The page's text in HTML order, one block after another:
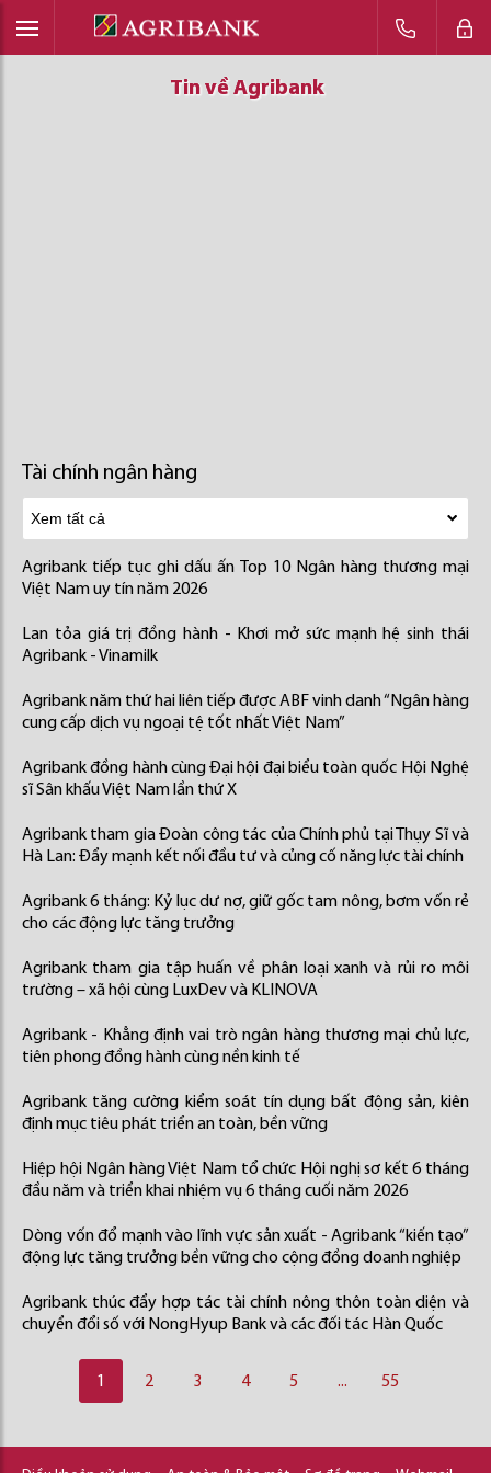
Tin về Agribank
Tin về Agribank
Tin về Agribank
Tài chính ngân hàng
Agribank tiếp tục ghi dấu ấn Top 10 Ngân hàng thương mại
Việt Nam uy tín năm 2026
Lan tỏa giá trị đồng hành - Khơi mở sức mạnh hệ sinh thái
Agribank - Vinamilk
Agribank năm thứ hai liên tiếp được ABF vinh danh “Ngân hàng
cung cấp dịch vụ ngoại tệ tốt nhất Việt Nam”
Agribank đồng hành cùng Đại hội đại biểu toàn quốc Hội Nghệ
sĩ Sân khấu Việt Nam lần thứ X
Agribank tham gia Đoàn công tác của Chính phủ tại Thụy Sĩ và
Hà Lan: Đẩy mạnh kết nối đầu tư và củng cố năng lực tài chính
Agribank 6 tháng: Kỷ lục dư nợ, giữ gốc tam nông, bơm vốn rẻ
cho các động lực tăng trưởng
Agribank tham gia tập huấn về phân loại xanh và rủi ro môi
trường – xã hội cùng LuxDev và KLINOVA
Agribank - Khẳng định vai trò ngân hàng thương mại chủ lực,
tiên phong đồng hành cùng nền kinh tế
Agribank tăng cường kiểm soát tín dụng bất động sản, kiên
định mục tiêu phát triển an toàn, bền vững
Hiệp hội Ngân hàng Việt Nam tổ chức Hội nghị sơ kết 6 tháng
đầu năm và triển khai nhiệm vụ 6 tháng cuối năm 2026
Dòng vốn đổ mạnh vào lĩnh vực sản xuất - Agribank “kiến tạo”
động lực tăng trưởng bền vững cho cộng đồng doanh nghiệp
Agribank thúc đẩy hợp tác tài chính nông thôn toàn diện và
chuyển đổi số với NongHyup Bank và các đối tác Hàn Quốc
1 2 3 4 5 ... 55